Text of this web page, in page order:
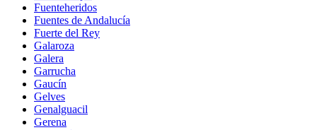
Fuenteheridos
Fuentes de Andalucía
Fuerte del Rey
Galaroza
Galera
Garrucha
Gaucín
Gelves
Genalguacil
Gerena